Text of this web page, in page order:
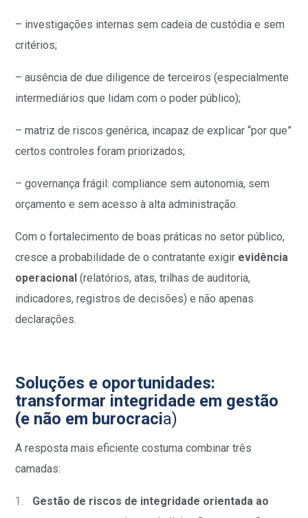
– investigações internas sem cadeia de custódia e sem
critérios;
– ausência de due diligence de terceiros (especialmente
intermediários que lidam com o poder público);
– matriz de riscos genérica, incapaz de explicar “por que”
certos controles foram priorizados;
– governança frágil: compliance sem autonomia, sem
orçamento e sem acesso à alta administração.
Com o fortalecimento de boas práticas no setor público,
cresce a probabilidade de o contratante exigir evidência
operacional (relatórios, atas, trilhas de auditoria,
indicadores, registros de decisões) e não apenas
declarações.
Soluções e oportunidades:
transformar integridade em gestão
(e não em burocracia)
A resposta mais eficiente costuma combinar três
camadas:
Gestão de riscos de integridade orientada ao